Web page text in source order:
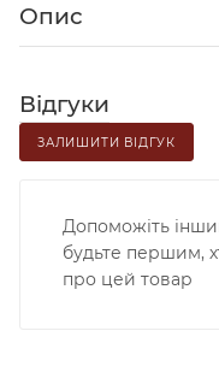
Опис
Відгуки
ЗАЛИШИТИ ВІДГУК
Допоможіть
будьте першим,
про цей товар